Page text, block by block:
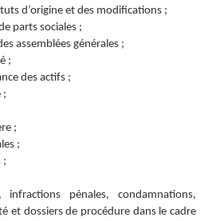
d’origine et des modifications ;
parts sociales ;
assemblées générales ;
;
des actifs ;
;
;
;
;
infractions pénales, condamnations,
et dossiers de procédure dans le cadre